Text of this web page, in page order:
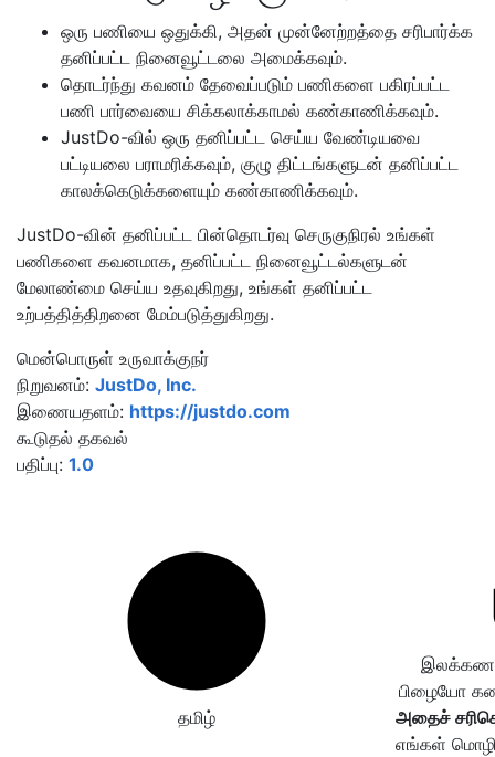
ஒரு பணியை ஒதுக்கி, அதன் முன்னேற்றத்தை சரிபார்க்க
தனிப்பட்ட நினைவூட்டலை அமைக்கவும்.
தொடர்ந்து கவனம் தேவைப்படும் பணிகளை பகிரப்பட்ட
பணி பார்வையை சிக்கலாக்காமல் கண்காணிக்கவும்.
JustDo-வில் ஒரு தனிப்பட்ட செய்ய வேண்டியவை
பட்டியலை பராமரிக்கவும், குழு திட்டங்களுடன் தனிப்பட்ட
காலக்கெடுக்களையும் கண்காணிக்கவும்.
JustDo-வின் தனிப்பட்ட பின்தொடர்வு செருகுநிரல் உங்கள்
பணிகளை கவனமாக, தனிப்பட்ட நினைவூட்டல்களுடன்
மேலாண்மை செய்ய உதவுகிறது, உங்கள் தனிப்பட்ட
உற்பத்தித்திறனை மேம்படுத்துகிறது.
மென்பொருள் உருவாக்குநர்
நிறுவனம்: JustDo, Inc.
இணையதளம்: https://justdo.com
கூடுதல் தகவல்
பதிப்பு: 1.0
தமிழ்
பிழையோ
அதைச்
எங்கள் மொழி